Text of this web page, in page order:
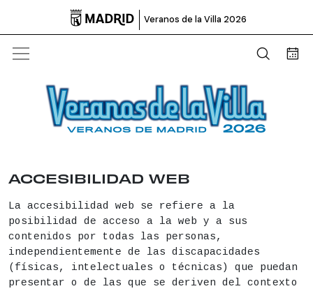
 Veranos de la Villa 2026
Abrir
ACCESIBILIDAD WEB
La accesibilidad web se refiere a la
posibilidad de acceso a la web y a sus
contenidos por todas las personas,
independientemente de las discapacidades
(físicas, intelectuales o técnicas) que puedan
presentar o de las que se deriven del contexto